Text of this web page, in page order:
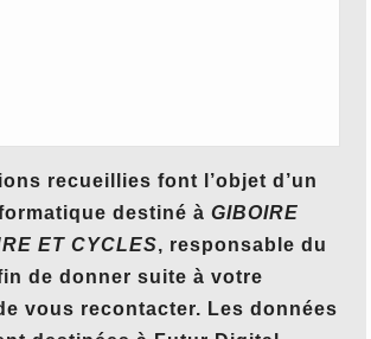
recueillies font l’objet d’un
destiné à GIBOIRE
ET CYCLES, responsable du
de donner suite à votre
vous recontacter. Les données